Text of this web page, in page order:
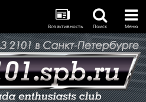
Вся активность Поиск Меню